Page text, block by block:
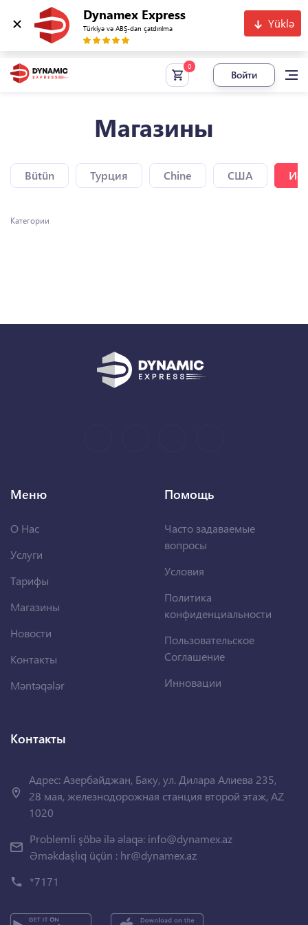
Dynamex Express
Türkiyə və ABŞ-dan çatdırılma Yüklə
Войти
Магазины
Bütün Турция Chine США
Категории
Меню
О Нас
Услуги
Тарифы
Магазины
Новости
Контакты
Məntəqələr
Помощь
Часто задаваемые
вопросы
Условия
Политика
конфиденциальности
Пользовательское
Соглашение
Инновации
Контакты
Адрес: Азербайджан, Баку, ул. Дилара Алиева 235,
28 мая, железнодорожная станция второй этаж, AZ
1020
Problemli şöbə ilə əlaqə: info@dynamex.az
Əməkdaşlıq üçün : hr@dynamex.az
*7171